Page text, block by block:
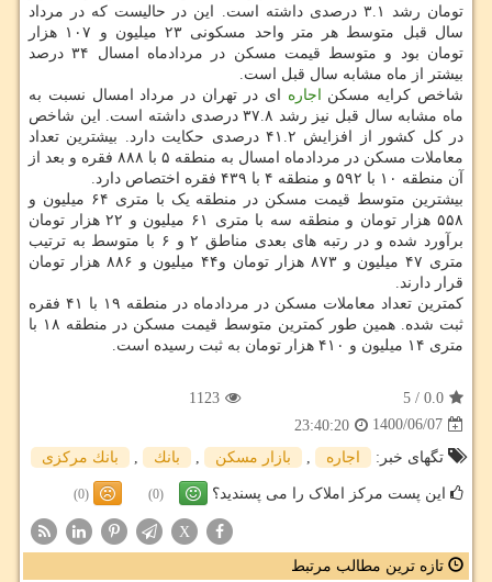
تومان رشد ۳.۱ درصدی داشته است. این در حالیست که در مرداد
سال قبل متوسط هر متر واحد مسکونی ۲۳ میلیون و ۱۰۷ هزار
تومان بود و متوسط قیمت مسکن در مردادماه امسال ۳۴ درصد
بیشتر از ماه مشابه سال قبل است.
شاخص کرایه مسکن
اجاره ای در تهران در مرداد امسال نسبت به
ماه مشابه سال قبل نیز رشد ۳۷.۸ درصدی داشته است. این شاخص
در کل کشور از افزایش ۴۱.۲ درصدی حکایت دارد. بیشترین تعداد
معاملات مسکن در مردادماه امسال به منطقه ۵ با ۸۸۸ فقره و بعد از
آن منطقه ۱۰ با ۵۹۲ و منطقه ۴ با ۴۳۹ فقره اختصاص دارد.
بیشترین متوسط قیمت مسکن در منطقه یک با متری ۶۴ میلیون و
۵۵۸ هزار تومان و منطقه سه با متری ۶۱ میلیون و ۲۲ هزار تومان
برآورد شده و در رتبه های بعدی مناطق ۲ و ۶ با متوسط به ترتیب
متری ۴۷ میلیون و ۸۷۳ هزار تومان و۴۴ میلیون و ۸۸۶ هزار تومان
قرار دارند.
کمترین تعداد معاملات مسکن در مردادماه در منطقه ۱۹ با ۴۱ فقره
ثبت شده. همین طور کمترین متوسط قیمت مسکن در منطقه ۱۸ با
متری ۱۴ میلیون و ۴۱۰ هزار تومان به ثبت رسیده است.
0.0
/
5
1123
1400/06/07
23:40:20
تگهای خبر:
اجاره , بازار مسكن , بانك , بانك مركزی
این پست مرکز املاک را می پسندید؟ (0)
(0)
X
تازه ترین مطالب مرتبط